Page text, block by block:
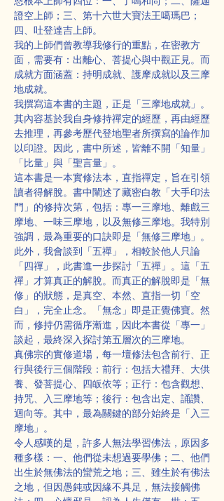
證空上師；三、第十六世大寶法王噶瑪巴；
四、吐登達吉上師。
我的上師們曾教導我修行的重點，在密教方
面，需要有：出離心、菩提心與中觀正見。而
成就方面涵蓋：持明成就、護摩成就以及三摩
地成就。
我撰寫這本書的主題，正是「三摩地成就」。
其內容基於我自身修持禪定的經歷，再由經歷
去推理，再參考歷代登地聖者所撰寫的論作加
以印證。因此，書中所述，皆離不開「知量」
「比量」與「聖言量」。
這本書是一本實修法本，直指禪定，旨在引領
讀者得解脫。書中闡述了藏密白教「大手印法
門」的修持次第，包括：專一三摩地、離戲三
摩地、一味三摩地，以及無修三摩地。我特別
強調，最為重要的口訣即是「無修三摩地」。
此外，我會談到「五禪」，相較於他人只論
「四禪」，此書進一步探討「五禪」。這「五
禪」才算真正的解脫。而真正的解脫即是「無
修」的狀態，是真空、本然、直指一切「空
白」，完全止念。「無念」即是正覺佛寶。然
而，修持仍需循序漸進，因此本書從「專一」
談起，最終深入探討第五層次的三摩地。
真佛宗的實修道場，每一壇修法包含前行、正
行與後行三個階段：前行：包括大禮拜、大供
養、發菩提心、四皈依等；正行：包含觀想、
持咒、入三摩地等；後行：包含出定、誦讚、
迴向等。其中，最為關鍵的部分始終是「入三
摩地」。
令人感嘆的是，許多人無法學習佛法，原因多
種多樣：一、他們從未想過要學佛；二、他們
出生於無佛法的蠻荒之地；三、雖生於有佛法
之地，但因愚鈍或因緣不具足，無法接觸佛